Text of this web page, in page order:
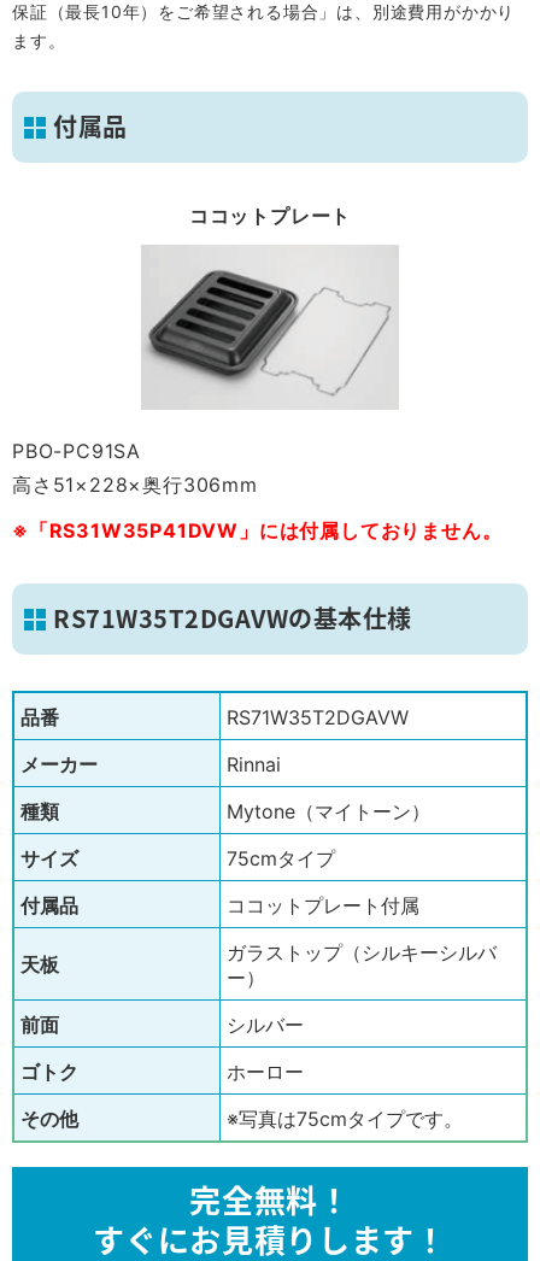
保証（最長10年）をご希望される場合」は、別途費用がかかり
ます。
付属品
ココットプレート
PBO-PC91SA
高さ51×228×奥行306mm
※「RS31W35P41DVW」には付属しておりません。
RS71W35T2DGAVWの基本仕様
品番
RS71W35T2DGAVW
メーカー
Rinnai
種類
Mytone（マイトーン）
サイズ
75cmタイプ
付属品
ココットプレート付属
天板
ガラストップ（シルキーシルバ
ー）
前面
シルバー
ゴトク
ホーロー
その他
※写真は75cmタイプです。
完全無料！
すぐにお見積りします！